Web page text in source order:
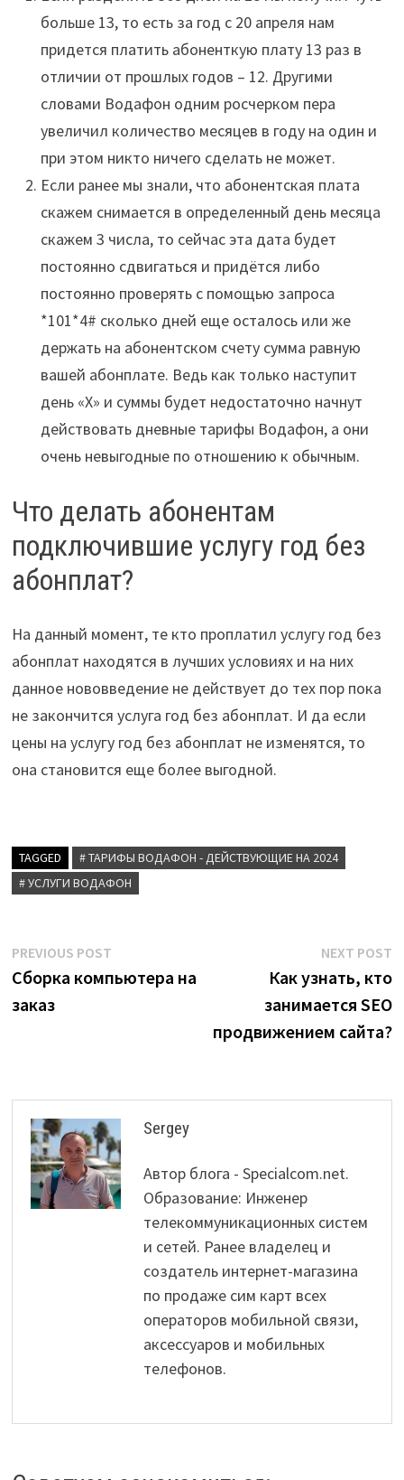
больше 13, то есть за год с 20 апреля нам
придется платить абоненткую плату 13 раз в
отличии от прошлых годов – 12. Другими
словами Водафон одним росчерком пера
увеличил количество месяцев в году на один и
при этом никто ничего сделать не может.
Если ранее мы знали, что абонентская плата
скажем снимается в определенный день месяца
скажем 3 числа, то сейчас эта дата будет
постоянно сдвигаться и придётся либо
постоянно проверять с помощью запроса
*101*4# сколько дней еще осталось или же
держать на абонентском счету сумма равную
вашей абонплате. Ведь как только наступит
день «X» и суммы будет недостаточно начнут
действовать дневные тарифы Водафон, а они
очень невыгодные по отношению к обычным.
Что делать абонентам
подключившие услугу год без
абонплат?
На данный момент, те кто проплатил услугу год без
абонплат находятся в лучших условиях и на них
данное нововведение не действует до тех пор пока
не закончится услуга год без абонплат. И да если
цены на услугу год без абонплат не изменятся, то
она становится еще более выгодной.
TAGGED
# ТАРИФЫ ВОДАФОН - ДЕЙСТВУЮЩИЕ НА 2024
# УСЛУГИ ВОДАФОН
Post
navigation
PREVIOUS POSTPrevious
post:
Сборка компьютера на
заказ
NEXT POST
Как узнать, кто
занимается SEO
продвижением сайта?
Sergey
Автор блога - Specialcom.net.
Образование: Инженер
телекоммуникационных систем
и сетей. Ранее владелец и
создатель интернет-магазина
по продаже сим карт всех
операторов мобильной связи,
аксессуаров и мобильных
телефонов.